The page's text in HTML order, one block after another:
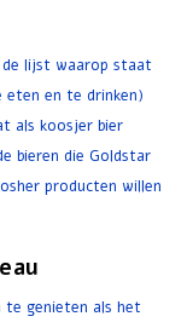
de lijst waarop staat
en te drinken)
als koosjer bier
bieren die Goldstar
producten willen
genieten als het